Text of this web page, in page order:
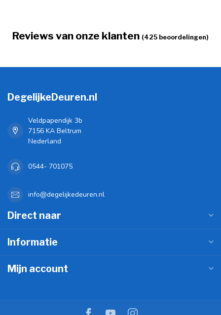
Reviews van onze klanten (425 beoordelingen)
DegelijkeDeuren.nl
Veldpapendijk 3b
7156 KA Beltrum
Nederland
0544- 701075
info@degelijkedeuren.nl
Direct naar
Informatie
Mijn account